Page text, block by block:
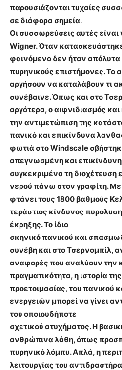
παρουσιάζονται τυχαίες
σε διάφορα σημεία.
Οι συσσωρεύσεις αυτές
Wigner. Όταν
φαινόμενο δεν ήταν απόλυτα
πυρηνικούς επιστήμονες. Το
αργήσουν να καταλάβουν τι
συνέβαινε. Όπως και στο
αργότερα, ο αιφνιδιασμός και
την αντιμετώπιση της
πανικό και επικίνδυνα
φωτιά στο Windscale
απεγνωσμένη και επικίνδυνη
συγκεκριμένα τη διοχέτευση
νερού πάνω στον γραφίτη.
φτάνει τους 1800 βαθμούς
τεράστιος κίνδυνος
έκρηξης. Το ίδιο
σκηνικό πανικού και
συνέβη και στο Τσερνομπίλ,
αναφορές που αναλύουν την
πραγματικότητα, η ιστορία
προετοιμασίας, του
ενεργειών μπορεί να γίνει
του οποιουδήποτε
σχετικού ατυχήματος. Η
ανθρώπινα λάθη, όπως
πυρηνικό λόμπυ. Απλά, η
λειτουργίας του